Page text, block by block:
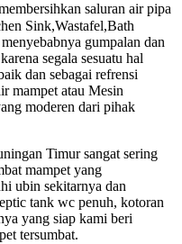
saluran air pipa
Sink,Wastafel,Bath
gumpalan dan
segala sesuatu hal
dan sebagai refrensi
mampet atau Mesin
moderen dari pihak
Timur sangat sering
mampet yang
ubin sekitarnya dan
tank wc penuh, kotoran
yang siap kami beri
tersumbat.